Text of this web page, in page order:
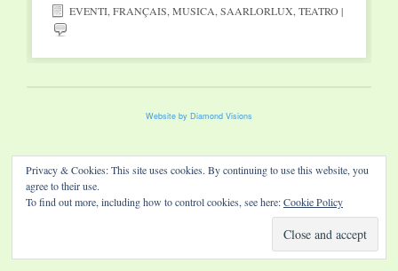
EVENTI,FRANÇAIS,MUSICA,SAARLORLUX,TEATRO|
Website by Diamond Visions
Privacy & Cookies: This site uses cookies. By continuing to use this website, you
agree to their use.
To find out more, including how to control cookies, see here:Cookie Policy